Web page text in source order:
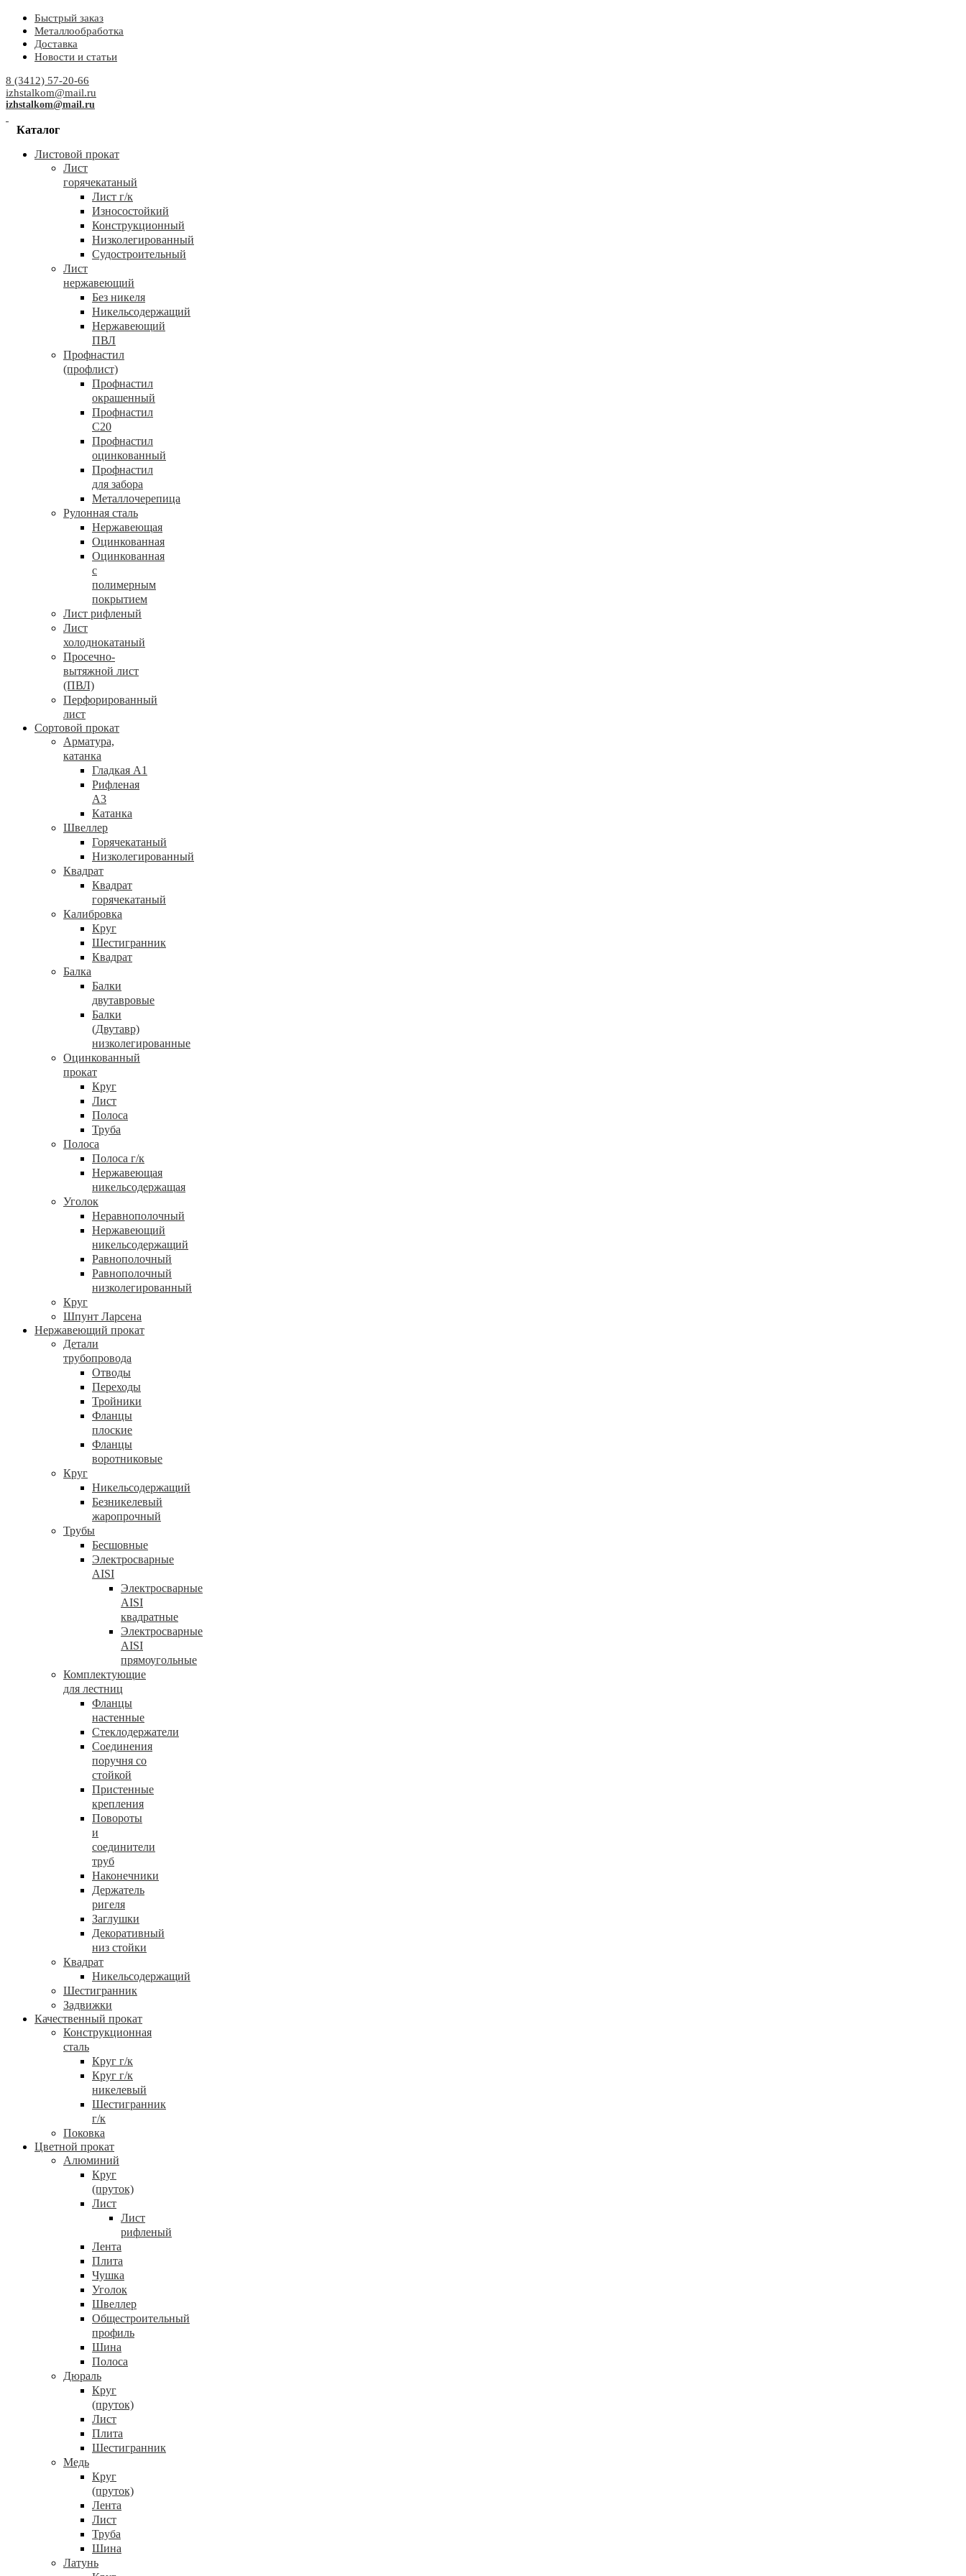
Быстрый заказ
Металлообработка
Доставка
Новости и статьи
8 (3412) 57-20-66
izhstalkom@mail.ru
izhstalkom@mail.ru
Каталог
Листовой прокат
Лист
горячекатаный
Лист г/к
Износостойкий
Конструкционный
Низколегированный
Судостроительный
Лист
нержавеющий
Без никеля
Никельсодержащий
Нержавеющий
ПВЛ
Профнастил
(профлист)
Профнастил
окрашенный
Профнастил
С20
Профнастил
оцинкованный
Профнастил
для забора
Металлочерепица
Рулонная сталь
Нержавеющая
Оцинкованная
Оцинкованная
с
полимерным
покрытием
Лист рифленый
Лист
холоднокатаный
Просечно-
вытяжной лист
(ПВЛ)
Перфорированный
лист
Сортовой прокат
Арматура,
катанка
Гладкая А1
Рифленая
А3
Катанка
Швеллер
Горячекатаный
Низколегированный
Квадрат
Квадрат
горячекатаный
Калибровка
Круг
Шестигранник
Квадрат
Балка
Балки
двутавровые
Балки
(Двутавр)
низколегированные
Оцинкованный
прокат
Круг
Лист
Полоса
Труба
Полоса
Полоса г/к
Нержавеющая
никельсодержащая
Уголок
Неравнополочный
Нержавеющий
никельсодержащий
Равнополочный
Равнополочный
низколегированный
Круг
Шпунт Ларсена
Нержавеющий прокат
Детали
трубопровода
Отводы
Переходы
Тройники
Фланцы
плоские
Фланцы
воротниковые
Круг
Никельсодержащий
Безникелевый
жаропрочный
Трубы
Бесшовные
Электросварные
AISI
Электросварные
AISI
квадратные
Электросварные
AISI
прямоугольные
Комплектующие
для лестниц
Фланцы
настенные
Стеклодержатели
Соединения
поручня со
стойкой
Пристенные
крепления
Повороты
и
соединители
труб
Наконечники
Держатель
ригеля
Заглушки
Декоративный
низ стойки
Квадрат
Никельсодержащий
Шестигранник
Задвижки
Качественный прокат
Конструкционная
сталь
Круг г/к
Круг г/к
никелевый
Шестигранник
г/к
Поковка
Цветной прокат
Алюминий
Круг
(пруток)
Лист
Лист
рифленый
Лента
Плита
Чушка
Уголок
Швеллер
Общестроительный
профиль
Шина
Полоса
Дюраль
Круг
(пруток)
Лист
Плита
Шестигранник
Медь
Круг
(пруток)
Лента
Лист
Труба
Шина
Латунь